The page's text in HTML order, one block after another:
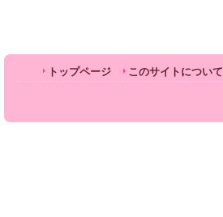
トップページ このサイトについて